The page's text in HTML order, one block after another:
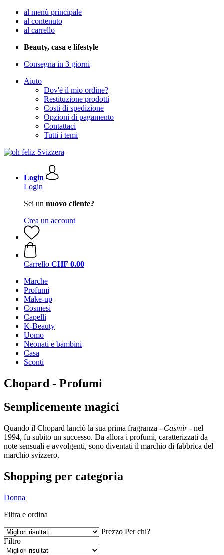
al menù principale
al contenuto
al carrello
Beauty, casa e lifestyle
Consegna in 3 giorni
Aiuto
Dov'è il mio ordine?
Restituzione prodotti
Costi di spedizione
Opzioni di pagamento
Contattaci
Tutti i temi
Login
Login
Sei un nuovo cliente?
Crea un account
Carrello CHF 0.00
Marche
Profumi
Make-up
Cosmesi
Capelli
K-Beauty
Uomo
Neonati e bambini
Casa
Sconti
Chopard - Profumi
Semplicemente magici
Quando il Chopard lanciò la sua prima fragranza - Casmir- nel
1994, fu subito un successo. Da allora i profumi, caratterizzati da
note sensuali e avvolgenti, sono diventati il marchio di fabbrica del
marchio svizzero.
Shopping per categoria
Donna
Filtra e ordina
Prezzo Per chi?
Filtro